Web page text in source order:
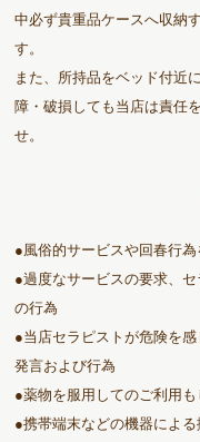
中必ず貴重品ケースへ収納
す。
また、所持品をベッド付近
障・破損しても当店は責任
せ。
●風俗的サービスや回春行
●過度なサービスの要求、
の行為
●当店セラピストが危険を
発言および行為
●薬物を服用してのご利用
●携帯端末などの機器によ